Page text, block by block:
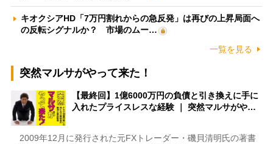
キオクシアHD「7万円割れからの急反発」は再びの上昇局面へ
の反転シグナルか？ 市場のムー…
一覧を見る
突然マルサがやって来た！
【最終回】1億6000万円の負債と引き換えに手に
入れたプライスレスな経験 ｜ 突然マルサがや…
2009年12月に発行された元FXトレーダー・磯貝清明氏の著書